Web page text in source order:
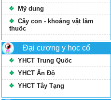
Mỹ dung
Cây con - khoáng vật làm
thuốc
Đại cương y học cổ
YHCT Trung Quốc
YHCT Ấn Độ
YHCT Tây Tạng